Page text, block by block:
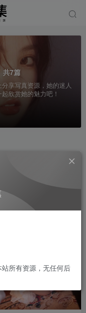
共7篇
享写真资源，她的迷人
欣赏她的魅力吧！
所有资源，无任何后